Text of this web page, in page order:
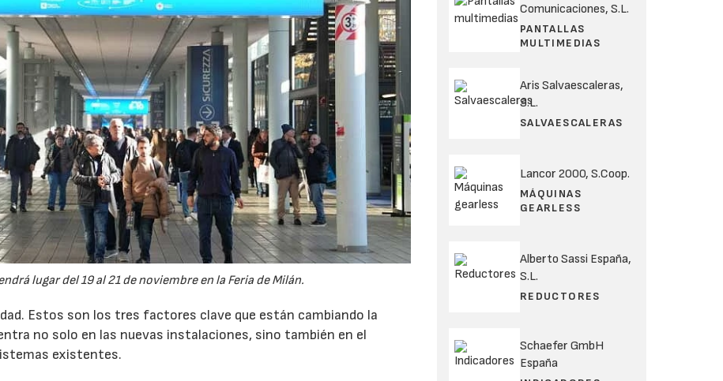
lugar del 19 al 21 de noviembre en la Feria de Milán.
Estos son los tres factores clave que están cambiando la
no solo en las nuevas instalaciones, sino también en el
existentes.
Comunicaciones, S.L.
PANTALLAS
MULTIMEDIAS
Aris Salvaescaleras,
S.L.
SALVAESCALERAS
Lancor 2000, S.Coop.
MÁQUINAS
GEARLESS
Alberto Sassi España,
S.L.
REDUCTORES
Schaefer GmbH
España